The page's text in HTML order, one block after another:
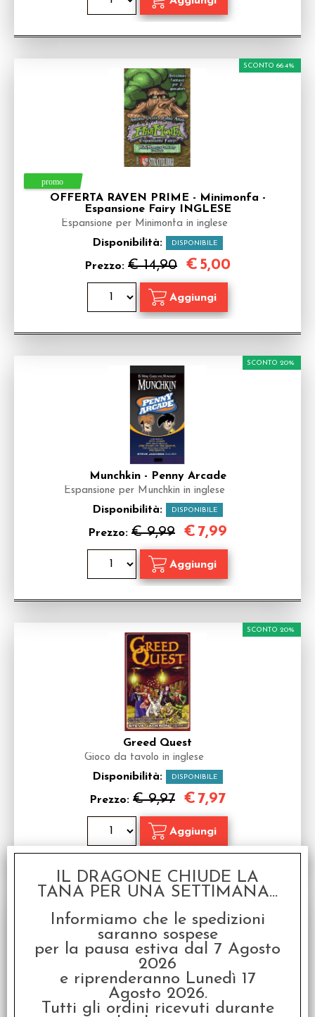
OFFERTA RAVEN PRIME - Minimonfa -
Espansione Fairy INGLESE
Espansione per Minimonfa in inglese
Disponibilità: DISPONIBILE
Prezzo: € 14,90
SCONTO 66.4%
€ 5,00
Munchkin - Penny Arcade
Espansione per Munchkin in inglese
Disponibilità: DISPONIBILE
Prezzo: € 9,99
SCONTO 20%
€ 7,99
Greed Quest
Gioco da tavolo in inglese
Disponibilità: DISPONIBILE
Prezzo: € 9,97
SCONTO 20%
€ 7,97
The Red Dragon Inn - Battle for Greyport:
SCONTO 20%
IL DRAGONE CHIUDE LA
TANA PER UNA SETTIMANA...
Informiamo che le spedizioni
saranno sospese
per la pausa estiva dal 7 Agosto
2026
e riprenderanno Lunedì 17
Agosto 2026.
Tutti gli ordini ricevuti durante